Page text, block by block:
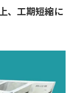
、工期短縮に